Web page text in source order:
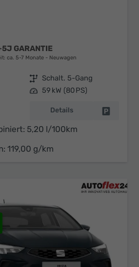
GARANTIE
ca. 5-7 Monate Neuwagen
Getriebe Schalt. 5-Gang
Leistung 59 kW (80 PS)
Details
5,20 l/100km
119,00 g/km